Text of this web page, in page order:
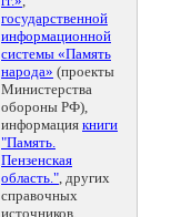
государственной
информационной
системы «Память
народа» (проекты
Министерства
обороны РФ),
информация книги
"Память.
Пензенская
область.", других
справочных
источников.